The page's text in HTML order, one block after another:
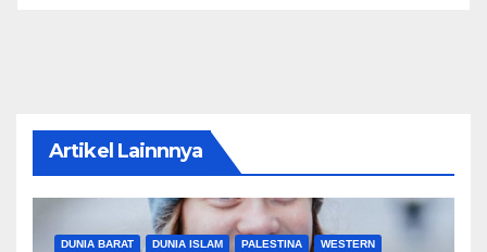
Artikel Lainnnya
DUNIA BARAT DUNIA ISLAM PALESTINA WESTERN